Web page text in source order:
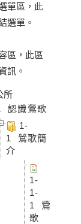
單區，此
選單。
區，此區
訊。
所
認識鶯歌
1-
1 鶯歌簡
介
1-
1-
1 鶯
歌